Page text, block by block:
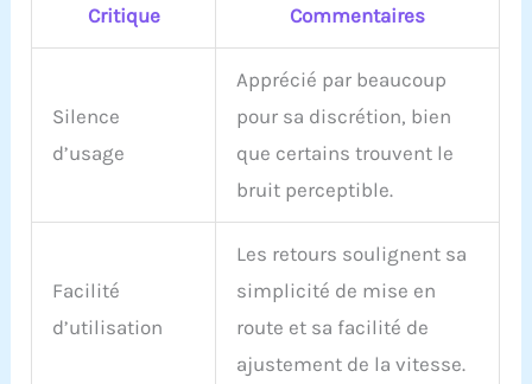
Critique Commentaires
Silence
d’usage
Apprécié par beaucoup
pour sa discrétion, bien
que certains trouvent le
bruit perceptible.
Facilité
d’utilisation
Les retours soulignent sa
simplicité de mise en
route et sa facilité de
ajustement de la vitesse.